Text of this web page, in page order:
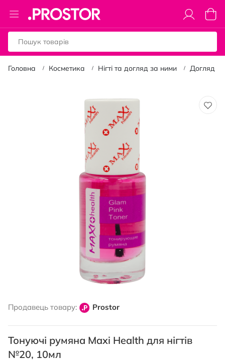
Toggle
Nav
Кошик
Головна Косметика Нігті та догляд за ними Догляд за
початку
зображень
Продавець товару: Prostor
Тонуючі румяна Maxi Health для нігтів
№20, 10мл